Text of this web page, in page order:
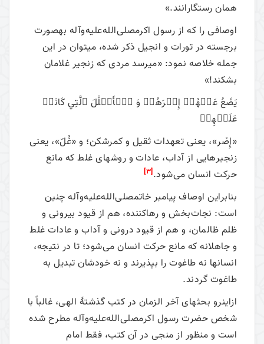
همان رستگارانند.»
اوصافی را که از رسول اکرمصلی‌الله‌علیه‌وآله به­صورت
برجسته در تورات و انجیل ذکر شده، می­توان در این
جمله خلاصه نمود: «می­رسد مردی که زنجیر غلامان
بشکند!»
يَضَعُ عَنۡهُمۡ إِصۡرَهُمۡ وَ ٱلۡأَغۡلَٰلَ ٱلَّتِي كَانَتۡ
عَلَيۡهِمۡ
«إِصْر»، یعنی تعهدات ثقیل و کمرشکن؛ و «غُلّ»، یعنی
زنجیرهایی از آداب، عادات و روش­های غلط که مانع
حرکت انسان می‌شود. [3]
بنابراین اوصاف پیامبر خاتمصلی‌الله‌علیه‌وآله چنین
است: نجات‌بخش و رها­کننده، هم از قیود بیرونی و
ظلم ظالمان، و هم از قیود درونی و آداب و عادات غلط
و جاهلانه که مانع حرکت انسان می‌شود؛ تا در نتیجه،
انسان­ها نه طاغوت را بپذیرند و نه خودشان تبدیل به
طاغوت گردند.
ازاین­رو بحث­های آخر الزمان در کتب گذشتۀ الهی، غالباً با
شخص حضرت رسول اکرمصلی‌الله‌علیه‌وآله مطرح شده
است و منظور از منجی در آن کتب، فقط امام